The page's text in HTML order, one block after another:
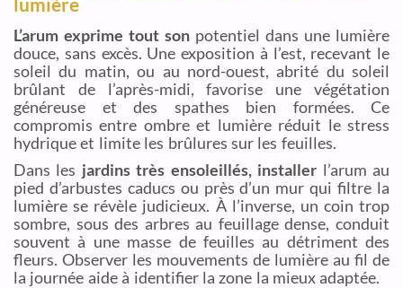
L’arum exprime tout son potentiel dans une lumière
douce, sans excès. Une exposition à l’est, recevant le
soleil du matin, ou au nord-ouest, abrité du soleil
brûlant de l’après-midi, favorise une végétation
généreuse et des spathes bien formées. Ce
compromis entre ombre et lumière réduit le stress
hydrique et limite les brûlures sur les feuilles.
Dans les jardins très ensoleillés, installer l’arum au
pied d’arbustes caducs ou près d’un mur qui filtre la
lumière se révèle judicieux. À l’inverse, un coin trop
sombre, sous des arbres au feuillage dense, conduit
souvent à une masse de feuilles au détriment des
fleurs. Observer les mouvements de lumière au fil de
la journée aide à identifier la zone la mieux adaptée.